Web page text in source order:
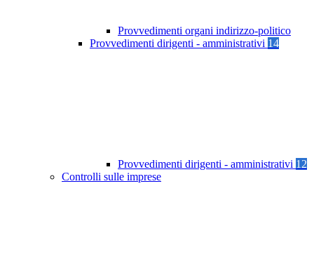
Provvedimenti organi indirizzo-politico
Provvedimenti dirigenti - amministrativi 14
Provvedimenti dirigenti - amministrativi 12
Controlli sulle imprese